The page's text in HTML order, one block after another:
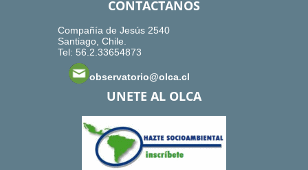
CONTACTANOS
Compañía de Jesús 2540
Santiago, Chile.
Tel: 56.2.33654873
observatorio@olca.cl
UNETE AL OLCA